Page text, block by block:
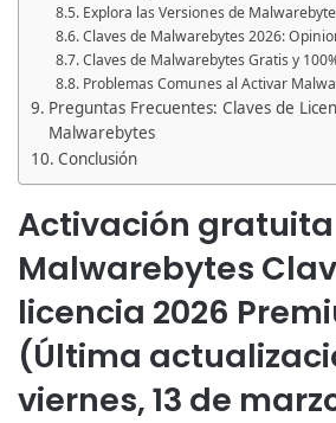
Explora las Versiones de
Claves de Malwarebytes 2026:
Claves de Malwarebytes Gratis y
Problemas Comunes al Activar
Preguntas Frecuentes: Claves de
Malwarebytes
Conclusión
Activación
Malwarebytes
licencia 2026
(Última
viernes, 13 de